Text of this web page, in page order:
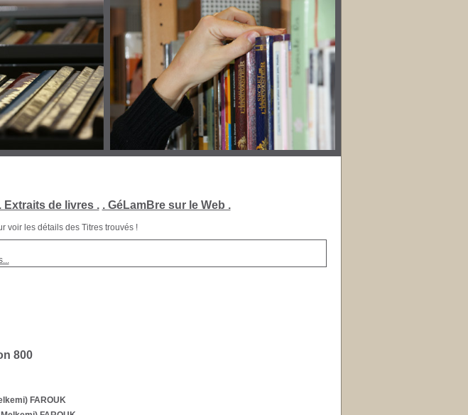
. Extraits de livres . . GéLamBre sur le Web .
voir les détails des Titres trouvés !
800
FAROUK